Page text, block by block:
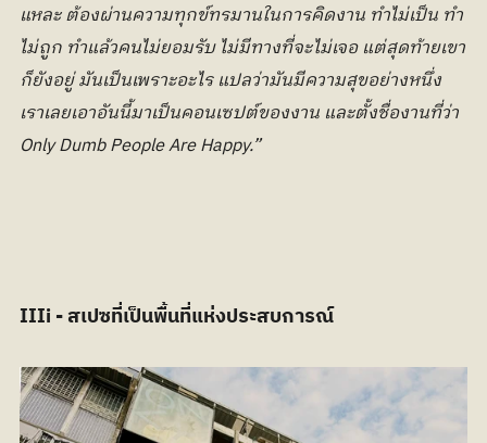
แหละ ต้องผ่านความทุกข์ทรมานในการคิดงาน ทำไม่เป็น ทำ
ไม่ถูก ทำแล้วคนไม่ยอมรับ ไม่มีทางที่จะไม่เจอ แต่สุดท้ายเขา
ก็ยังอยู่ มันเป็นเพราะอะไร แปลว่ามันมีความสุขอย่างหนึ่ง
เราเลยเอาอันนี้มาเป็นคอนเซปต์ของงาน และตั้งชื่องานที่ว่า
Only Dumb People Are Happy.”
IIIi - สเปซที่เป็นพื้นที่แห่งประสบการณ์